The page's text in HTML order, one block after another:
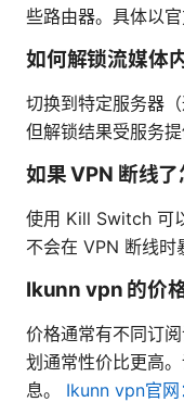
些路由器。具体以官
如何解锁流媒体
切换到特定服务器
但解锁结果受服务
如果 VPN 断线了
使用 Kill Switch 可
不会在 VPN 断线时
Ikunn vpn 的价格
价格通常有不同订
划通常性价比更高
息。 Ikunn vpn官网